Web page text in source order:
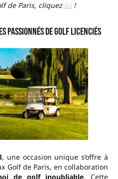
de Paris, cliquez ici!
passionnés de golf licenciés
, une occasion unique s’offre à
Golf de Paris, en collaboration
de golf inoubliable. Cette